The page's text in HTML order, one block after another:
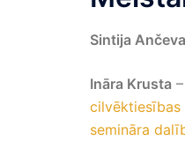
Sintija
Ināra Krusta –
cilvēktiesības
semināra